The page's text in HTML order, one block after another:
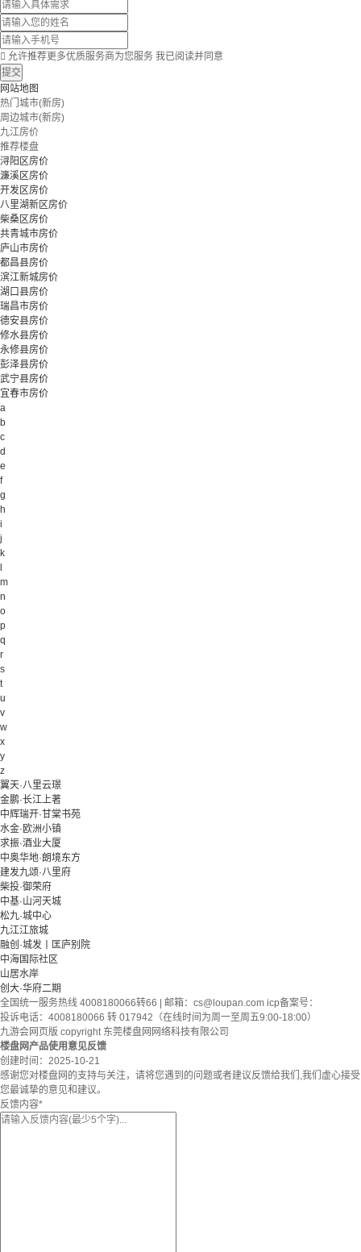
 允许推荐更多优质服务商为您服务 我已阅读并同意
提交
网站地图
热门城市(新房)
周边城市(新房)
九江房价
推荐楼盘
浔阳区房价
濂溪区房价
开发区房价
八里湖新区房价
柴桑区房价
共青城市房价
庐山市房价
都昌县房价
滨江新城房价
湖口县房价
瑞昌市房价
德安县房价
修水县房价
永修县房价
彭泽县房价
武宁县房价
宜春市房价
a
b
c
d
e
f
g
h
i
j
k
m
n
o
p
q
r
s
t
u
v
w
x
y
z
翼天·八里云璟
金鹏·长江上著
中辉瑞开·甘棠书苑
水金·欧洲小镇
求振·酒业大厦
中奥华地·朗境东方
建发九颂·八里府
柴投·御荣府
中基·山河天城
松九·城中心
九江江旅城
融创·城发丨匡庐别院
中海国际社区
山居水岸
创大·华府二期
全国统一服务热线 4008180066转66 | 邮箱： cs@loupan.com icp备案号：
投诉电话：4008180066 转 017942（在线时间为周一至周五9:00-18:00）
九游会网页版 copyright 东莞楼盘网网络科技有限公司
楼盘网产品使用意见反馈
创建时间： 2025-10-21
感谢您对楼盘网的支持与关注，请将您遇到的问题或者建议反馈给我们,我们虚心接受
您最诚挚的意见和建议。
反馈内容*